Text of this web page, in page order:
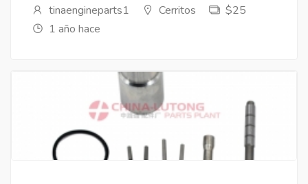
tinaengineparts1
Cerritos
$25
1 año hace